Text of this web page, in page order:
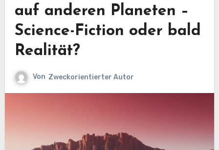
auf anderen Planeten –
Science-Fiction oder bald
Realität?
Von Zweckorientierter Autor